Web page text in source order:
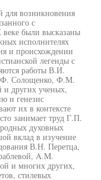
для возникновения
с
были высказаны
исполнителях
и происхождении
легенды с
работы В.И.
Солощенко, Ф.М.
других ученых,
и генезис
их в контексте
занимает труд Г.П.
духовных
вклад в изучение
В.Н. Перетца,
A.M.
и многих других,
стилевых